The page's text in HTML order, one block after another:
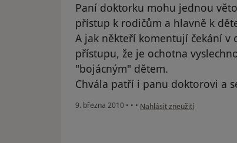
Paní doktorku mohu jednou
přístup k rodičům a hlavně k
A jak někteří komentují čekání
přístupu, že je ochotna
"bojácným" dětem.
Chvála patří i panu doktorovi a
9. března 2010 • • • podle názoru uživatele Váš
Nahlásit zneužití